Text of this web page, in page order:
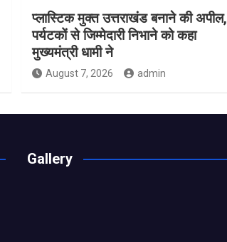
प्लास्टिक मुक्त उत्तराखंड बनाने की अपील,
पर्यटकों से जिम्मेदारी निभाने को कहा
मुख्यमंत्री धामी ने
August 7, 2026 admin
Gallery